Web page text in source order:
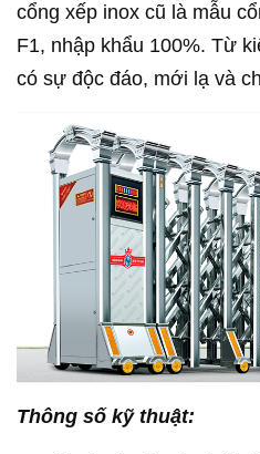
cổng xếp inox cũ là mẫu
F1, nhập khẩu 100%. Từ
có sự độc đáo, mới lạ và
Thông số kỹ thuật: